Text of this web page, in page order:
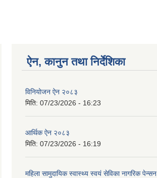
ऐन, कानुन तथा निर्देशिका
विनियोजन ऐन २०८३
मिति: 07/23/2026 - 16:23
आर्थिक ऐन २०८३
मिति: 07/23/2026 - 16:19
महिला सामुदायिक स्वास्थ्य स्वयं सेविका नागरिक पेन्सन